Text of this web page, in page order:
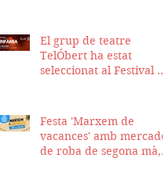
nostra seu
El grup de teatre
TelÓbert ha estat
seleccionat al Festival de
Festa 'Marxem de
vacances' amb mercadet
de roba de segona mà,